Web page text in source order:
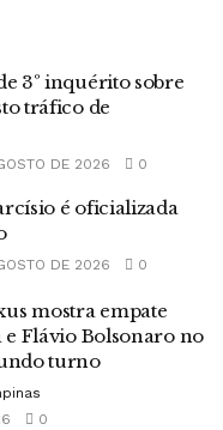
3º inquérito sobre
tráfico de
DE 2026 0
é oficializada
DE 2026 0
mostra empate
Flávio Bolsonaro no
turno
0